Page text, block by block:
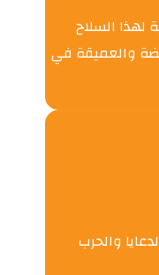
لهذا السلاح
والعميقة في
والحرب